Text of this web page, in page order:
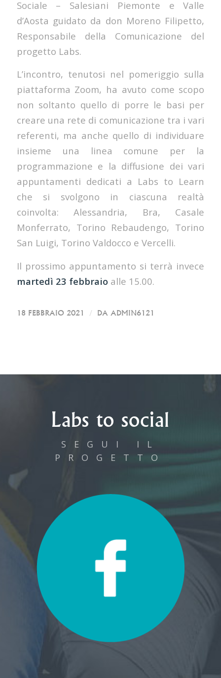
Sociale – Salesiani Piemonte e Valle
d’Aosta guidato da don Moreno Filipetto,
Responsabile della Comunicazione del
progetto Labs.
L’incontro, tenutosi nel pomeriggio sulla
piattaforma Zoom, ha avuto come scopo
non soltanto quello di porre le basi per
creare una rete di comunicazione tra i vari
referenti, ma anche quello di individuare
insieme una linea comune per la
programmazione e la diffusione dei vari
appuntamenti dedicati a Labs to Learn
che si svolgono in ciascuna realtà
coinvolta: Alessandria, Bra, Casale
Monferrato, Torino Rebaudengo, Torino
San Luigi, Torino Valdocco e Vercelli.
Il prossimo appuntamento si terrà invece
martedì 23 febbraioalle 15.00.
18 FEBBRAIO 2021 / DA ADMIN6121
Labs to social
SEGUI IL
PROGETTO